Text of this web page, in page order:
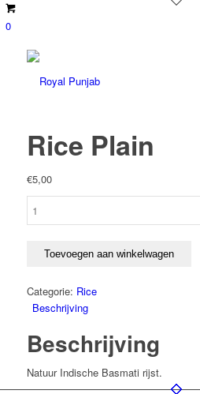
0
Rice Plain
€5,00
Toevoegen aan winkelwagen
Categorie: Rice
Beschrijving
Beschrijving
Natuur Indische Basmati rijst.